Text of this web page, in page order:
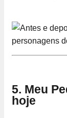
5. Meu
hoje